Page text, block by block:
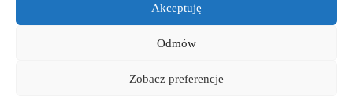
Akceptuję
Odmów
Zobacz preferencje
prawa zastrzeżone